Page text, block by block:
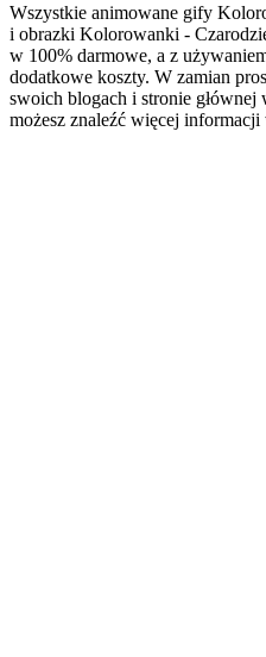
Wszystkie animowane gify
i obrazki Kolorowanki -
w 100% darmowe, a z
dodatkowe koszty. W zamian
swoich blogach i stronie głównej
możesz znaleźć więcej informacji